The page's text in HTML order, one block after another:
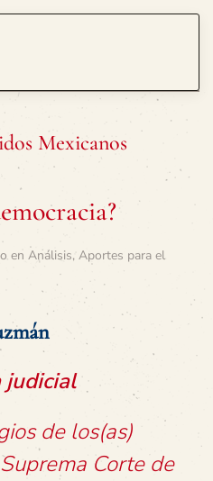
Mexicanos
en Análisis, Aportes para el
de los(as)
Corte de